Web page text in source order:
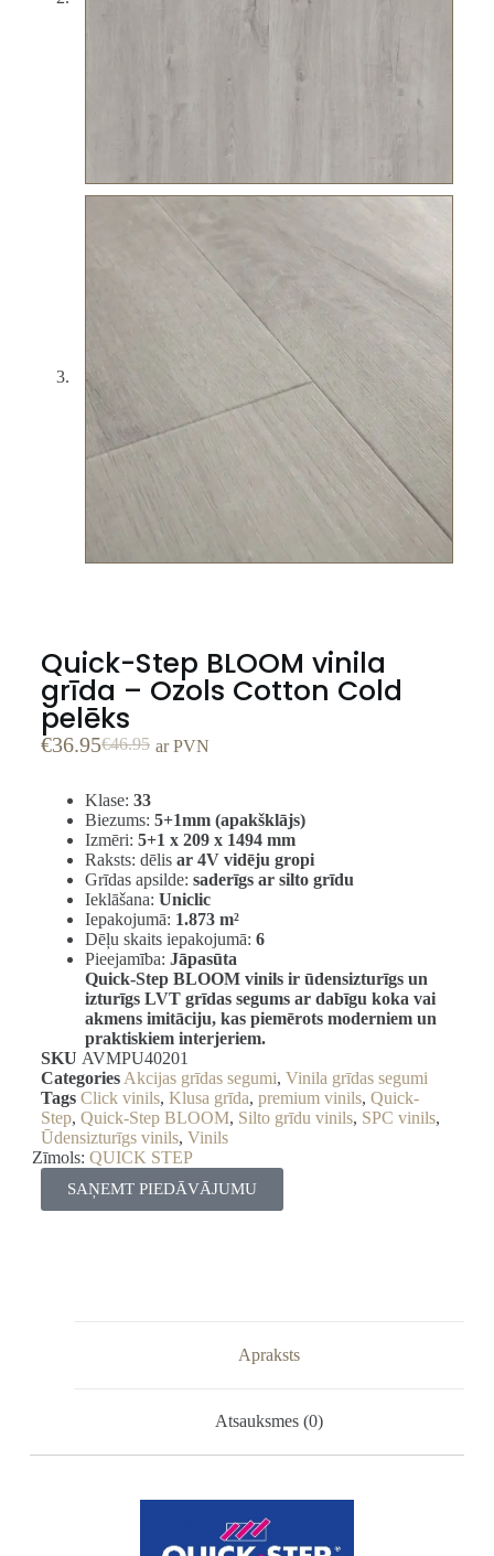
Quick-Step BLOOM vinila
grīda – Ozols Cotton Cold
pelēks
€46.95
€36.95 ar PVN
Klase: 33
Biezums: 5+1mm (apakšklājs)
Izmēri: 5+1 x 209 x 1494 mm
Raksts: dēlis ar 4V vidēju gropi
Grīdas apsilde: saderīgs ar silto grīdu
Ieklāšana: Uniclic
Iepakojumā: 1.873 m²
Dēļu skaits iepakojumā: 6
Pieejamība: Jāpasūta
Quick-Step BLOOM vinils ir ūdensizturīgs un
izturīgs LVT grīdas segums ar dabīgu koka vai
akmens imitāciju, kas piemērots moderniem un
praktiskiem interjeriem.
SKU AVMPU40201
Categories Akcijas grīdas segumi, Vinila grīdas segumi
Tags Click vinils, Klusa grīda, premium vinils, Quick-
Step, Quick-Step BLOOM, Silto grīdu vinils, SPC vinils,
Ūdensizturīgs vinils, Vinils
Zīmols: QUICK STEP
SAŅEMT PIEDĀVĀJUMU
Apraksts
Atsauksmes (0)